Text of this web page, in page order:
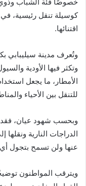
كوسيلة تنقل رئيسية،
اقتنائها.
وتُعرف مدينة سيليبابي
وتكثر فيها الأودية
الأمطار، ما يجعل
للتنقل بين الأحياء
وبحسب شهود عيان، فقد
الدراجات النارية ونقلها
عنها ولن تسمح بتجول
ويترقب المواطنون